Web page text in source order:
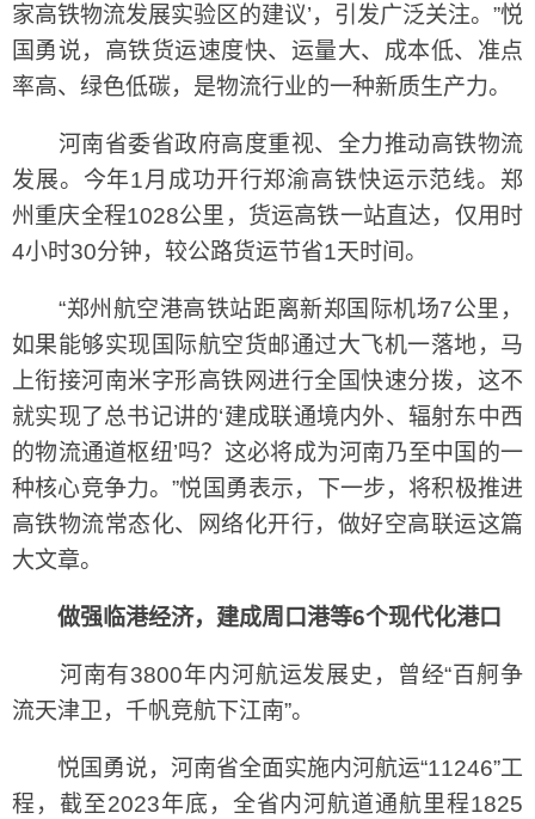
家高铁物流发展实验区的建议’，引发广泛关注。”悦
国勇说，高铁货运速度快、运量大、成本低、准点
率高、绿色低碳，是物流行业的一种新质生产力。
河南省委省政府高度重视、全力推动高铁物流
发展。今年1月成功开行郑渝高铁快运示范线。郑
州重庆全程1028公里，货运高铁一站直达，仅用时
4小时30分钟，较公路货运节省1天时间。
“郑州航空港高铁站距离新郑国际机场7公里，
如果能够实现国际航空货邮通过大飞机一落地，马
上衔接河南米字形高铁网进行全国快速分拨，这不
就实现了总书记讲的‘建成联通境内外、辐射东中西
的物流通道枢纽’吗？这必将成为河南乃至中国的一
种核心竞争力。”悦国勇表示，下一步，将积极推进
高铁物流常态化、网络化开行，做好空高联运这篇
大文章。
做强临港经济，建成周口港等6个现代化港口
河南有3800年内河航运发展史，曾经“百舸争
流天津卫，千帆竞航下江南”。
悦国勇说，河南省全面实施内河航运“11246”工
程，截至2023年底，全省内河航道通航里程1825